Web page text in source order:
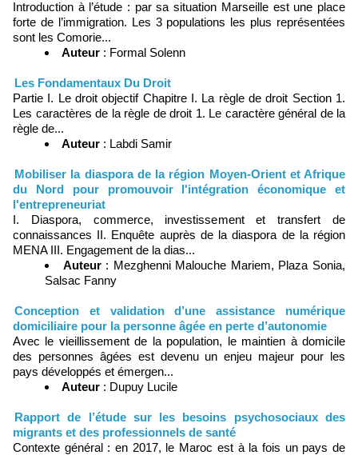
Introduction à l’étude : par sa situation Marseille est une place
forte de l’immigration. Les 3 populations les plus représentées
sont les Comorie...
Auteur : Formal Solenn
Les Fondamentaux Du Droit
Partie I. Le droit objectif Chapitre I. La règle de droit Section 1.
Les caractères de la règle de droit 1. Le caractère général de la
règle de...
Auteur : Labdi Samir
Mobiliser la diaspora de la région Moyen-Orient et Afrique
du Nord pour promouvoir l'intégration économique et
l'entrepreneuriat
I. Diaspora, commerce, investissement et transfert de
connaissances II. Enquête auprès de la diaspora de la région
MENA III. Engagement de la dias...
Auteur: Mezghenni Malouche Mariem, Plaza Sonia,
Salsac Fanny
Conception et validation d’une assistance numérique
domiciliaire pour la personne âgée en perte d’autonomie
Avec le vieillissement de la population, le maintien à domicile
des personnes âgées est devenu un enjeu majeur pour les
pays développés et émergen...
Auteur : Dupuy Lucile
Rapport de l’étude sur les besoins psychosociaux des
migrants et des professionnels de santé
Contexte général : en 2017, le Maroc est à la fois un pays de